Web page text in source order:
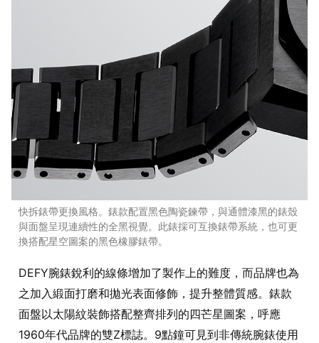
快拆錶帶更換風格。錶款配置黑色陶瓷鍊帶，與通體漆黑的錶殼
與面盤呈現連續性的全黑視覺。此錶採可互換錶帶系統，也可更
換搭配星空圖案的黑色橡膠錶帶。
DEFY腕錶銳利的線條增加了製作上的難度，而品牌也為
之加入緞面打磨和拋光表面修飾，提升整體質感。錶款
面盤以太陽紋裝飾搭配整齊排列的四芒星圖案，呼應
1960年代品牌的雙Z標誌。9點鐘可見到非傳統腕錶使用